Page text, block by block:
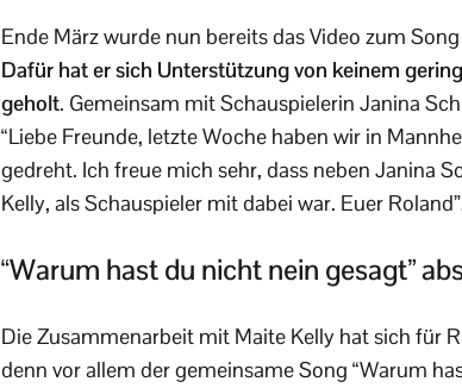
Ende März wurde nun bereits das Video zum
Dafür hat er sich Unterstützung von keinem
geholt. Gemeinsam mit Schauspielerin Janina
“Liebe Freunde, letzte Woche haben wir in
gedreht. Ich freue mich sehr, dass neben Janina
Kelly, als Schauspieler mit dabei war. Euer
“Warum hast du nicht nein gesagt”
Die Zusammenarbeit mit Maite Kelly hat sich für
denn vor allem der gemeinsame Song “Warum